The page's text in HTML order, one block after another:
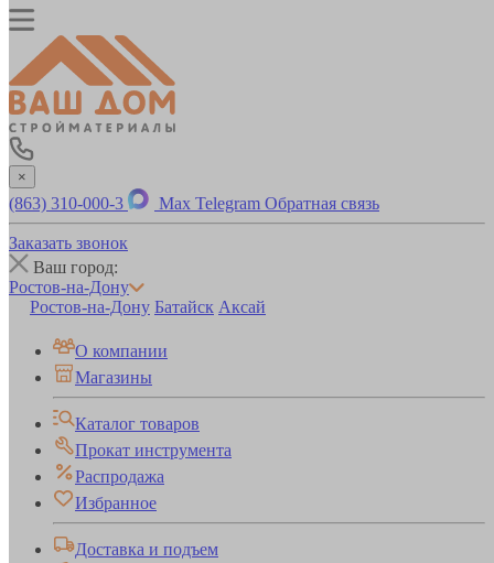
×
(863) 310-000-3 Max Telegram Обратная связь
Заказать звонок
Ваш город:
Ростов-на-Дону
Ростов-на-Дону Батайск Аксай
О компании
Магазины
Каталог товаров
Прокат инструмента
Распродажа
Избранное
Доставка и подъем